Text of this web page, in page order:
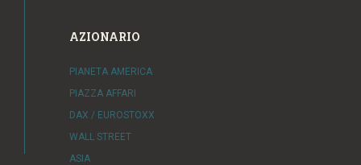
AZIONARIO
PIANETA AMERICA
PIAZZA AFFARI
DAX / EUROSTOXX
WALL STREET
ASIA